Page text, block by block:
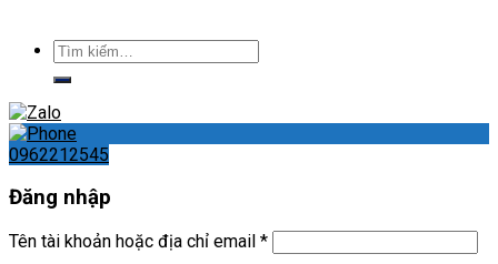
Tìm
kiếm:
0962212545
Đăng nhập
Tên tài khoản hoặc địa chỉ email *